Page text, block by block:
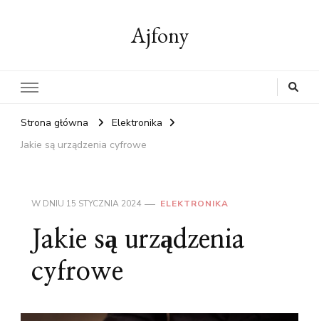
Ajfony
Strona główna
Elektronika
Jakie są urządzenia cyfrowe
W DNIU 15 STYCZNIA 2024 ELEKTRONIKA
Jakie są urządzenia
cyfrowe